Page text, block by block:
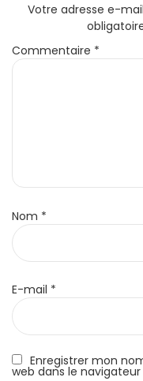
Enregistrer mon
web dans le
Votre adresse e-
Commentaire *
Nom *
E-mail *